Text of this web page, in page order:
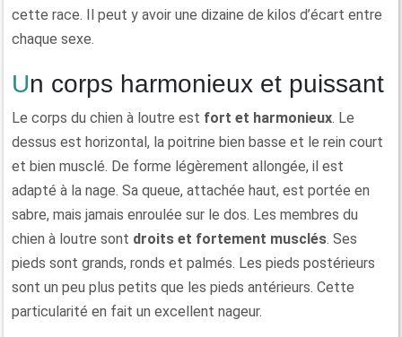
cette race. Il peut y avoir une dizaine de kilos d’écart entre
chaque sexe.
Un corps harmonieux et puissant
Le corps du chien à loutre est fort et harmonieux. Le
dessus est horizontal, la poitrine bien basse et le rein court
et bien musclé. De forme légèrement allongée, il est
adapté à la nage. Sa queue, attachée haut, est portée en
sabre, mais jamais enroulée sur le dos. Les membres du
chien à loutre sont droits et fortement musclés. Ses
pieds sont grands, ronds et palmés. Les pieds postérieurs
sont un peu plus petits que les pieds antérieurs. Cette
particularité en fait un excellent nageur.